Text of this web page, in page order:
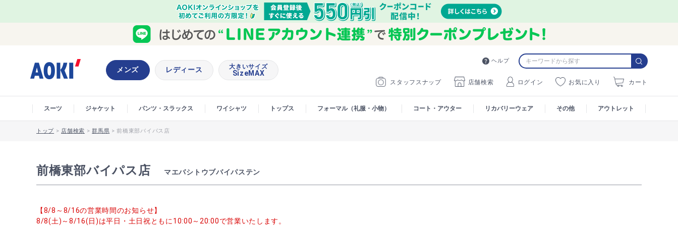
ヘルプ
スタッフスナップ 店舗検索 ログイン お気に入り カート
メンズ レディース 大きいサイズ
SizeMAX
スーツ ジャケット パンツ・スラックス ワイシャツ トップス フォーマル（礼服・小物） コート・アウター リカバリーウェア その他 アウトレット
トップ > 店舗検索 >群馬県 >前橋東部バイパス店
前橋東部バイパス店 マエバシトウブバイパステン
【8/8～8/16の営業時間のお知らせ】
8/8(土)～8/16(日)は平日・土日祝ともに10:00～20:00で営業いたします。